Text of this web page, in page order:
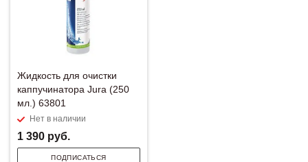
Жидкость для очистки
каппучинатора Jura (250
мл.) 63801
Нет в наличии
1 390 руб.
ПОДПИСАТЬСЯ